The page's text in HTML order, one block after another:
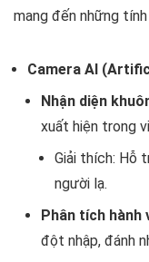
mang đến những
Camera AI
Nhận diện
xuất hiện trong
Giải thích: Hỗ
người lạ.
Phân tích hành
đột nhập, đánh